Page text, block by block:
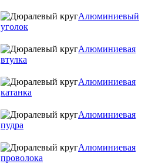
Алюминиевый
уголок
Алюминиевая
втулка
Алюминиевая
катанка
Алюминиевая
пудра
Алюминиевая
проволока